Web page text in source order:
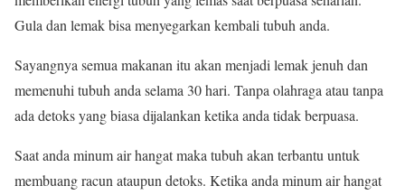
Gula dan lemak bisa menyegarkan kembali tubuh anda.
Sayangnya semua makanan itu akan menjadi lemak jenuh dan
memenuhi tubuh anda selama 30 hari. Tanpa olahraga atau tanpa
ada detoks yang biasa dijalankan ketika anda tidak berpuasa.
Saat anda minum air hangat maka tubuh akan terbantu untuk
membuang racun ataupun detoks. Ketika anda minum air hangat